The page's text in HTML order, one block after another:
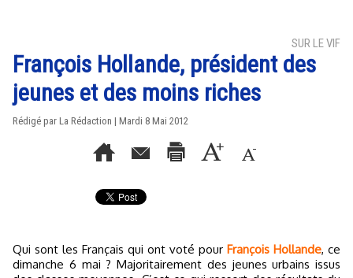
SUR LE VIF
François Hollande, président des
jeunes et des moins riches
Rédigé par La Rédaction | Mardi 8 Mai 2012
Qui sont les Français qui ont voté pour François Hollande, ce
dimanche 6 mai ? Majoritairement des jeunes urbains issus